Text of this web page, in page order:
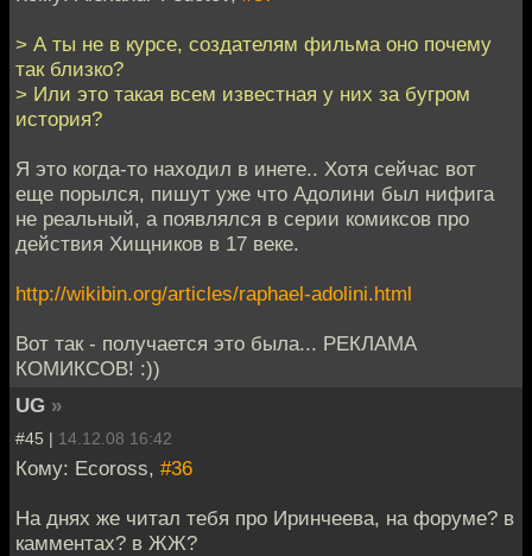
> А ты не в курсе, создателям фильма оно почему
так близко?
> Или это такая всем известная у них за бугром
история?
Я это когда-то находил в инете.. Хотя сейчас вот
еще порылся, пишут уже что Адолини был нифига
не реальный, а появлялся в серии комиксов про
действия Хищников в 17 веке.
http://wikibin.org/articles/raphael-adolini.html
Вот так - получается это была... РЕКЛАМА
КОМИКСОВ! :))
UG »
#45 | 14.12.08 16:42
Кому: Ecoross, #36
На днях же читал тебя про Иринчеева, на форуме? в
камментах? в ЖЖ?